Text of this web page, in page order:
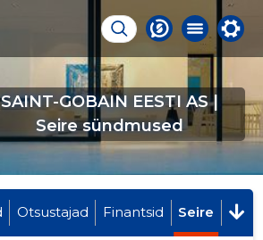
SAINT-GOBAIN EESTI AS |
Seire sündmused
Otsustajad Finantsid Seire